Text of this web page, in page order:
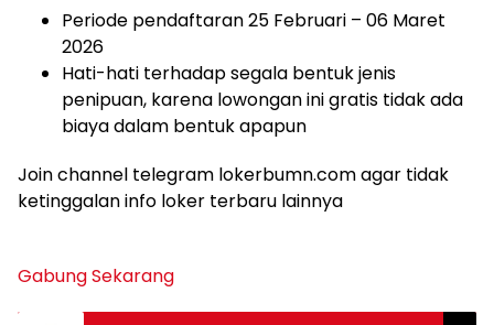
Periode pendaftaran 25 Februari – 06 Maret
2026
Hati-hati terhadap segala bentuk jenis
penipuan, karena lowongan ini gratis tidak ada
biaya dalam bentuk apapun
Join channel telegram lokerbumn.com agar tidak
ketinggalan info loker terbaru lainnya
Gabung Sekarang